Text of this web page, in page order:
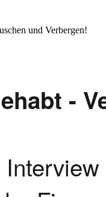
und Verbergen!
-